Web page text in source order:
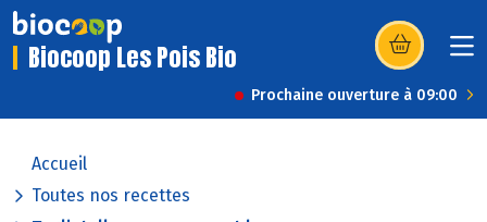
Biocoop Les Pois Bio (s’ouvre dans
Prochaine ouverture à 09:00
Accueil
Toutes nos recettes